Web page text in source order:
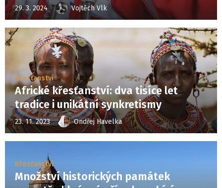
29. 3. 2024 Vojtěch Vlk
Křesťanství
Africké křesťanství: dva tisíce let
tradice i unikátní synkretismy
23. 11. 2023 Ondřej Havelka
Křesťanství
Množství historických památek